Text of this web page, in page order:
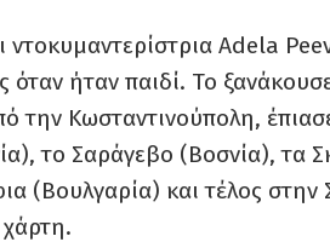
Adela
όταν ήταν παιδί. Το
την Κωσταντινούπολη,
το Σαράγεβο (Βοσνία), τα
(Βουλγαρία) και τέλος στην